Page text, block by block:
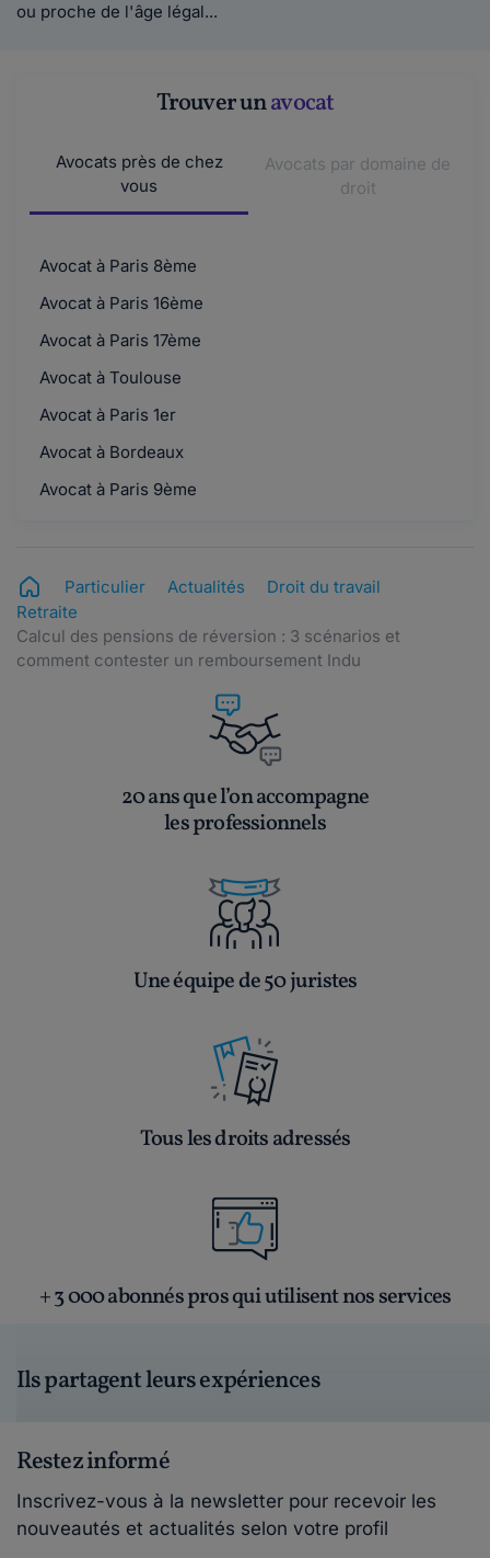
ou proche de l'âge légal...
Trouver unavocat
Avocats près de chez
vous
Avocats par domaine de
droit
Avocat à Paris 8ème
Avocat à Paris 16ème
Avocat à Paris 17ème
Avocat à Toulouse
Avocat à Paris 1er
Avocat à Bordeaux
Avocat à Paris 9ème
Particulier Actualités
Droit du travail
Retraite
Calcul des pensions de réversion : 3 scénarios et
comment contester un remboursement Indu
20 ans que l’on accompagne
les professionnels
Une équipe de 50 juristes
Tous les droits adressés
+ 3 000 abonnés pros qui utilisent nos services
Ils partagent leurs expériences
Restez informé
Inscrivez-vous à la newsletter pour recevoir les
nouveautés et actualités selon votre profil